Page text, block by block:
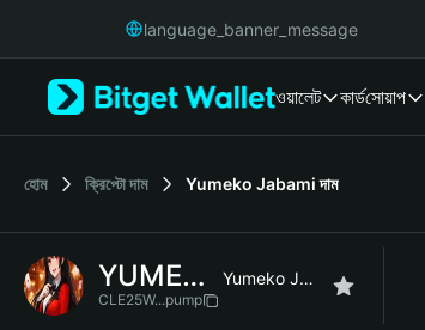
Русский
Italiano
简体中文
繁體中文
language_banner_message
ওয়ালেট কার্ডসোয়াপ
হোম ক্রিপ্টো দাম Yumeko Jabami দাম
YUMEKO Yumeko Jabami
CLE25W...pump